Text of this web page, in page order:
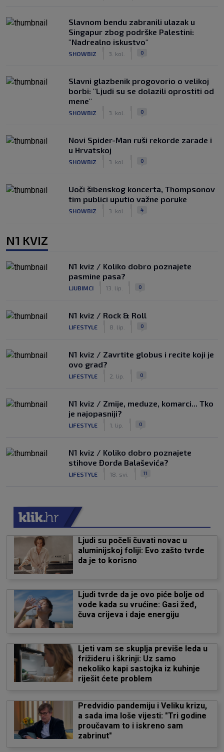
Slavnom bendu zabranili ulazak u
Singapur zbog podrške Palestini:
"Nadrealno iskustvo"
SHOWBIZ 3. kol. 0
Slavni glazbenik progovorio o velikoj
borbi: "Ljudi su se dolazili oprostiti od
mene"
SHOWBIZ 3. kol. 0
Novi Spider-Man ruši rekorde zarade i
u Hrvatskoj
SHOWBIZ 3. kol. 0
Uoči šibenskog koncerta, Thompsonov
tim publici uputio važne poruke
SHOWBIZ 3. kol. 4
N1 KVIZ
N1 kviz / Koliko dobro poznajete
pasmine pasa?
LJUBIMCI 13. lip. 0
N1 kviz / Rock & Roll
LIFESTYLE 8. lip. 0
N1 kviz / Zavrtite globus i recite koji je
ovo grad?
LIFESTYLE 2. lip. 0
N1 kviz / Zmije, meduze, komarci... Tko
je najopasniji?
LIFESTYLE 1. lip. 0
N1 kviz / Koliko dobro poznajete
stihove Đorđa Balaševića?
LIFESTYLE 18. svi. 11
Ljudi su počeli čuvati novac u
aluminijskoj foliji: Evo zašto tvrde
da je to korisno
Ljudi tvrde da je ovo piće bolje od
vode kada su vrućine: Gasi žeđ,
čuva crijeva i daje energiju
Ljeti vam se skuplja previše leda u
frižideru i škrinji: Uz samo
nekoliko kapi sastojka iz kuhinje
riješit ćete problem
Predvidio pandemiju i Veliku krizu,
a sada ima loše vijesti: "Tri godine
proučavam to i iskreno sam
zabrinut"